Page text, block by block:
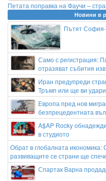
Петата поправка на Фаучи –
Новини в
Пътят София-
Само с регистрация:
отразяват събития
Иран предупреди
Тръмп или ще ви
Европа пред нов
безпрецедентната
A$AP Rocky
в студиото
Обрат в глобалната икономика:
развиващите се страни ще
Спартак Варна